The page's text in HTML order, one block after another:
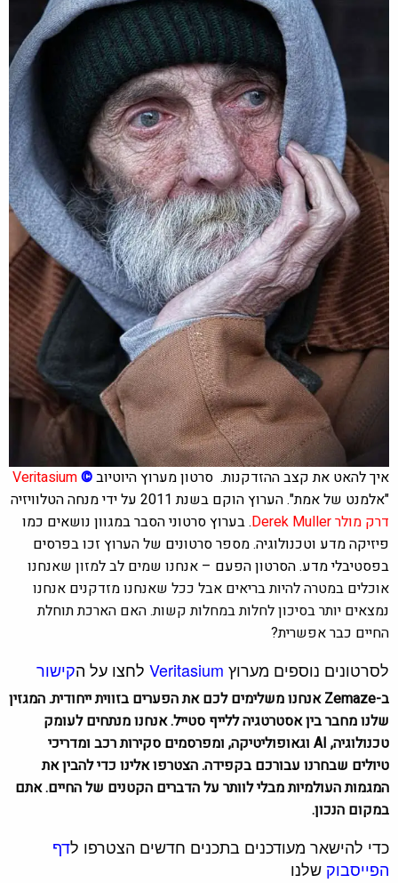
איך להאט את קצב ההזדקנות.סרטון מערוץ היוטיוב©
Veritasium
"אלמנט של אמת". הערוץ הוקם בשנת 2011 על ידי מנחה הטלוויזיה
דרק מולרDerek Muller. בערוץ סרטוני הסבר במגוון נושאים כמו
פיזיקה מדע וטכנולוגיה. מספר סרטונים של הערוץ זכו בפרסים
בפסטיבלי מדע. הסרטון הפעם –אנחנו שמים לב למזון שאנחנו
אוכלים במטרה להיות בריאים אבל ככל שאנחנו מזדקנים אנחנו
נמצאים יותר בסיכון לחלות במחלות קשות. האם הארכת תוחלת
החיים כבר אפשרית?
לסרטונים נוספים מערוץVeritasiumלחצו על ה קישור
ב-Zemaze אנחנו משלימים לכם את הפערים בזווית ייחודית. המגזין
שלנו מחבר בין אסטרטגיה ללייף סטייל. אנחנו מנתחים לעומק
טכנולוגיה, AI וגאופוליטיקה, ומפרסמים סקירות רכב ומדריכי
טיולים שבחרנו עבורכם בקפידה. הצטרפו אלינו כדי להבין את
המגמות העולמיות מבלי לוותר על הדברים הקטנים של החיים. אתם
במקום הנכון.
כדי להישאר מעודכנים בתכנים חדשים הצטרפו ל דף
הפייסבוקשלנו